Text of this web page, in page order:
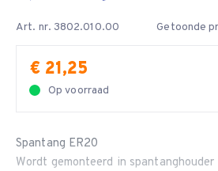
Art. nr. 3802.010.00 Getoonde
€ 21,25
Op voorraad
Spantang ER20
Wordt gemonteerd in spantanghouder